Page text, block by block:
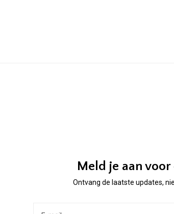
Meld je aan
Ontvang de laatste updates,